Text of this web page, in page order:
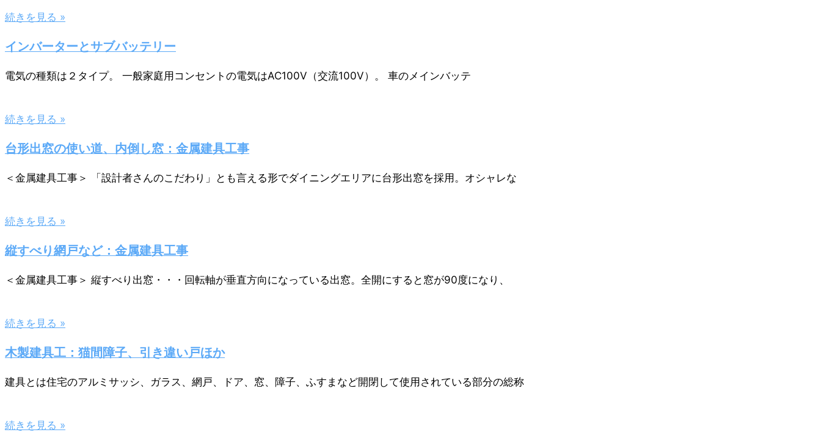
続きを見る »
インバーターとサブバッテリー
電気の種類は２タイプ。 一般家庭用コンセントの電気はAC100V（交流100V）。 車のメインバッテ
続きを見る »
台形出窓の使い道、内倒し窓：金属建具工事
＜金属建具工事＞ 「設計者さんのこだわり」とも言える形でダイニングエリアに台形出窓を採用。オシャレな
続きを見る »
縦すべり網戸など：金属建具工事
＜金属建具工事＞ 縦すべり出窓・・・回転軸が垂直方向になっている出窓。全開にすると窓が90度になり、
続きを見る »
木製建具工：猫間障子、引き違い戸ほか
建具とは住宅のアルミサッシ、ガラス、網戸、ドア、窓、障子、ふすまなど開閉して使用されている部分の総称
続きを見る »